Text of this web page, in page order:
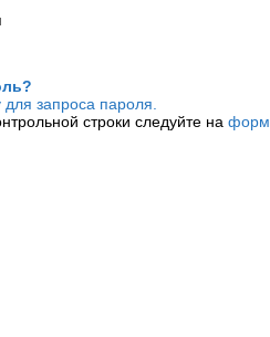
запроса пароля.
строки следуйте на